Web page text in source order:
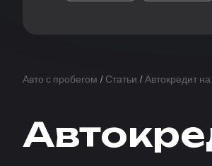
Авто с пробегом / Статьи /Автокредит